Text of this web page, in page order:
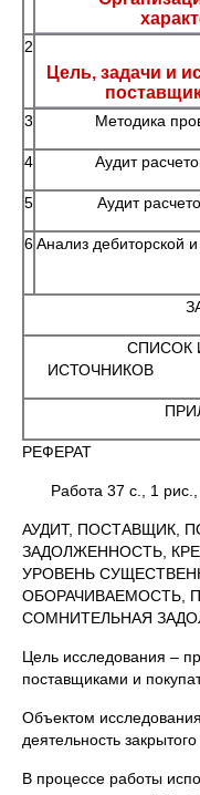
2
Цель, задачи и
3 Методика
4 Аудит
5 Аудит
6Анализ дебиторской
СПИСОК
РЕФЕРАТ
Работа 37 с., 1
АУДИТ, ПОСТАВЩИК,
ЗАДОЛЖЕННОСТЬ,
УРОВЕНЬ
ОБОРАЧИВАЕМОСТЬ,
СОМНИТЕЛЬНАЯ
Цель исследования –
поставщиками и
Объектом
деятельность
В процессе работы